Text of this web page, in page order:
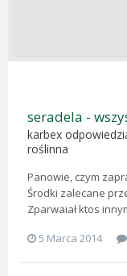
seradela -
karbex
roślinna
Panowie, czym
Środki zalecane
Zparwaiał ktos
5 Marca 2014